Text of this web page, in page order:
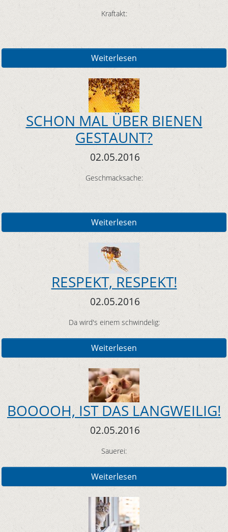
Kraftakt:
Weiterlesen
SCHON MAL ÜBER BIENEN
GESTAUNT?
02.05.2016
Geschmacksache:
Weiterlesen
RESPEKT, RESPEKT!
02.05.2016
Da wird's einem schwindelig:
Weiterlesen
BOOOOH, IST DAS LANGWEILIG!
02.05.2016
Sauerei:
Weiterlesen